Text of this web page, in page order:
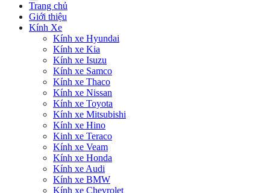
Trang chủ
Giới thiệu
Kính Xe
Kính xe Hyundai
Kính xe Kia
Kính xe Isuzu
Kính xe Samco
Kính xe Thaco
Kính xe Nissan
Kính xe Toyota
Kính xe Mitsubishi
Kính xe Hino
Kinh xe Teraco
Kính xe Veam
Kính xe Honda
Kính xe Audi
Kính xe BMW
Kính xe Chevrolet